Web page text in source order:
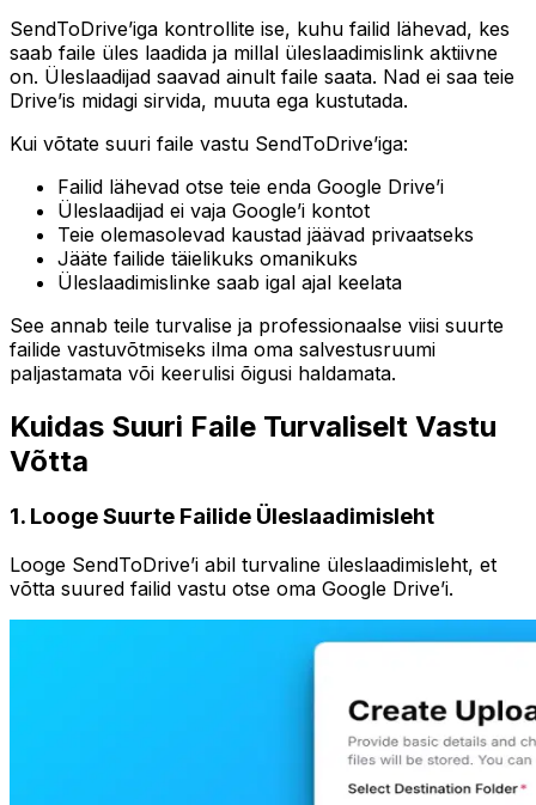
SendToDrive’iga kontrollite ise, kuhu failid lähevad, kes
saab faile üles laadida ja millal üleslaadimislink aktiivne
on. Üleslaadijad saavad ainult faile saata. Nad ei saa teie
Drive’is midagi sirvida, muuta ega kustutada.
Kui võtate suuri faile vastu SendToDrive’iga:
Failid lähevad otse teie enda Google Drive’i
Üleslaadijad ei vaja Google’i kontot
Teie olemasolevad kaustad jäävad privaatseks
Jääte failide täielikuks omanikuks
Üleslaadimislinke saab igal ajal keelata
See annab teile turvalise ja professionaalse viisi suurte
failide vastuvõtmiseks ilma oma salvestusruumi
paljastamata või keerulisi õigusi haldamata.
Kuidas Suuri Faile Turvaliselt Vastu
Võtta
1. Looge Suurte Failide Üleslaadimisleht
Looge SendToDrive’i abil turvaline üleslaadimisleht, et
võtta suured failid vastu otse oma Google Drive’i.